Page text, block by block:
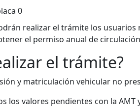
0
realizar el trámite los usuarios
el permiso anual de
el trámite?
y matriculación vehicular no
los valores pendientes con la AMT